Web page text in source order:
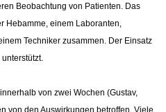
Beobachtung von Patienten. Das
Hebamme, einem Laboranten,
Techniker zusammen. Der Einsatz
von zwei Wochen (Gustav,
von den Auswirkungen betroffen. Viele